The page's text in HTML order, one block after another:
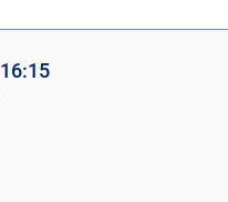
16:15